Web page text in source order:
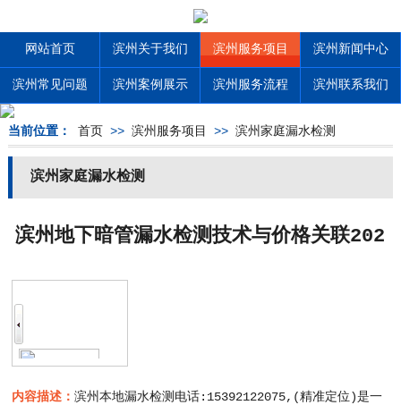
网站首页 滨州关于我们 滨州服务项目 滨州新闻中心
滨州常见问题 滨州案例展示 滨州服务流程 滨州联系我们
当前位置： 首页 >> 滨州服务项目 >> 滨州家庭漏水检测
滨州家庭漏水检测
滨州地下暗管漏水检测技术与价格关联202
内容描述：滨州本地漏水检测电话:15392122075,(精准定位)是一